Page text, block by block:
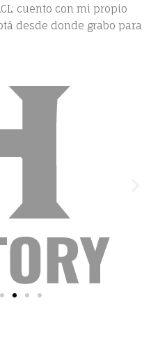
cuento con mi propio
desde donde grabo para